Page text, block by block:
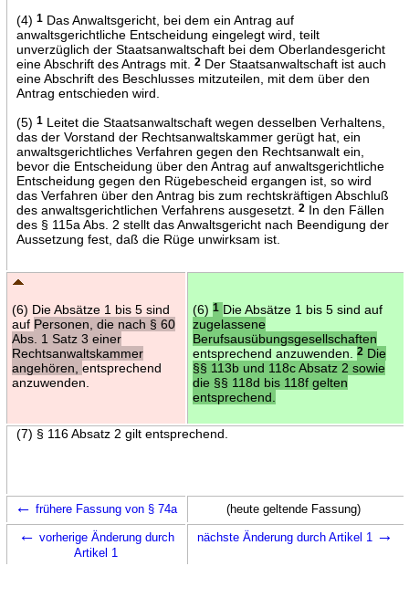
(4) 1Das Anwaltsgericht, bei dem ein Antrag auf
anwaltsgerichtliche Entscheidung eingelegt wird, teilt
unverzüglich der Staatsanwaltschaft bei dem Oberlandesgericht
eine Abschrift des Antrags mit.
2Der Staatsanwaltschaft ist auch
eine Abschrift des Beschlusses mitzuteilen, mit dem über den
Antrag entschieden wird.
(5) 1Leitet die Staatsanwaltschaft wegen desselben Verhaltens,
das der Vorstand der Rechtsanwaltskammer gerügt hat, ein
anwaltsgerichtliches Verfahren gegen den Rechtsanwalt ein,
bevor die Entscheidung über den Antrag auf anwaltsgerichtliche
Entscheidung gegen den Rügebescheid ergangen ist, so wird
das Verfahren über den Antrag bis zum rechtskräftigen Abschluß
des anwaltsgerichtlichen Verfahrens ausgesetzt.
2In den Fällen
des § 115a Abs. 2 stellt das Anwaltsgericht nach Beendigung der
Aussetzung fest, daß die Rüge unwirksam ist.
(6) Die Absätze 1 bis 5 sind
auf Personen, die nach § 60
Abs. 1 Satz 3 einer
Rechtsanwaltskammer
angehören, entsprechend
anzuwenden.
(6) 1 Die Absätze 1 bis 5 sind auf
zugelassene
Berufsausübungsgesellschaften
entsprechend anzuwenden.
2Die
§§ 113b und 118c Absatz 2 sowie
die §§ 118d bis 118f gelten
entsprechend.
(7) § 116 Absatz 2 gilt entsprechend.
← frühere Fassung von § 74a (heute geltende Fassung)
← vorherige Änderung durch
Artikel 1
nächste Änderung durch Artikel 1 →